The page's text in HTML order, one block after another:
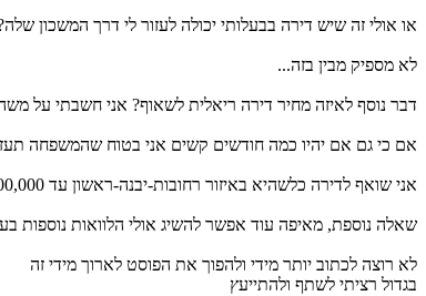
או אולי זה שיש דירה בבעלותי יכולה לעזור לי דרך המשכון
לא מספיק מבין בזה...
דבר נוסף לאיזה מחיר דירה ריאלית לשאוף? אני חשבתי על משהו כמו לקחת משכנתא של 1,300,000 ולהשתמש בהון אישי
אם כי גם אם יהיו כמה חודשים קשים אני בטוח שהמשפחה
אני שואף לדירה כלשהיא באיזור רחובות-יבנה-ראשון עד 2,600,000 שקלים דירה לפחות 4 חדרים ריאלי? למשהו יחסית חדש כמובן יד 2
שאלה נוספת, מאיפה עוד אפשר להשיג אולי הלוואות נוספות
לא רוצה לכתוב יותר מידי ולהפוך את הפוסט לארוך מידי זה
בגדול רציתי לשתף ולהתייעץ